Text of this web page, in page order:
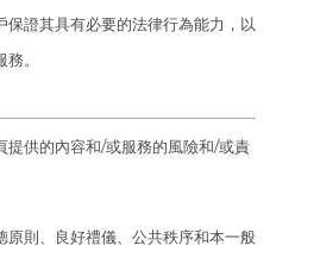
保證其具有必要的法律行為能力，以
。
提供的內容和/或服務的風險和/或責
原則、良好禮儀、公共秩序和本一般